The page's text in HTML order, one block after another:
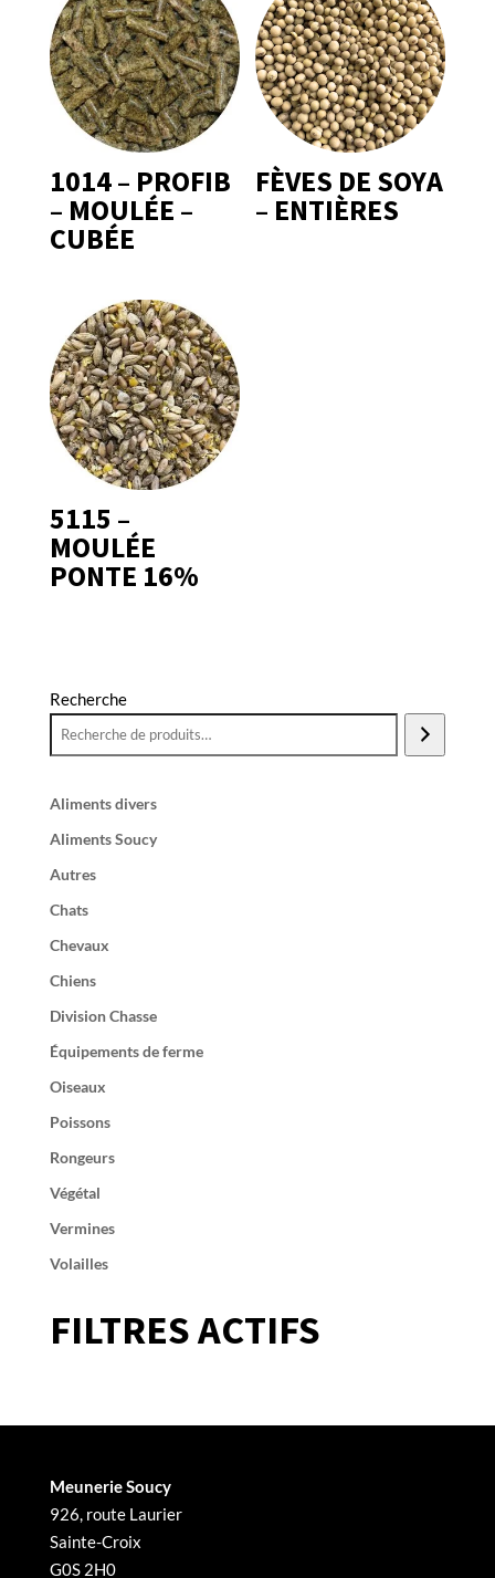
1014 – PROFIB
– MOULÉE –
CUBÉE
FÈVES DE SOYA
– ENTIÈRES
5115 –
MOULÉE
PONTE 16%
Recherche
Aliments divers
Aliments Soucy
Autres
Chats
Chevaux
Chiens
Division Chasse
Équipements de ferme
Oiseaux
Poissons
Rongeurs
Végétal
Vermines
Volailles
FILTRES ACTIFS
Meunerie Soucy
926, route Laurier
Sainte-Croix
G0S 2H0